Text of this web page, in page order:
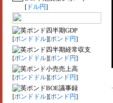
[ ドル円]
四半期GDP
[ポンドドル][ポンド円]
四半期経常収支
[ポンドドル][ポンド円]
小売売上高
[ポンドドル][ポンド円]
BOE議事録
[ポンドドル][ポンド円]